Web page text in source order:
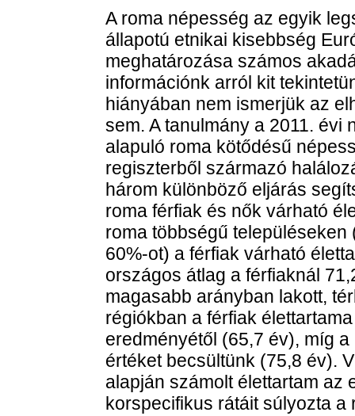
A roma népesség az egyik
állapotú etnikai kisebbség
meghatározása számos
információnk arról kit
hiányában nem ismerjük az
sem. A tanulmány a 2011. évi
alapuló roma kötődésű
regiszterből származó
három különböző eljárás
roma férfiak és nők várható
roma többségű
60%-ot) a férfiak várható
országos átlag a férfiaknál
magasabb arányban lakott,
régiókban a férfiak
eredményétől (65,7 év), míg
értéket becsültünk (75,8 év).
alapján számolt élettartam az
korspecifikus rátáit súlyozta